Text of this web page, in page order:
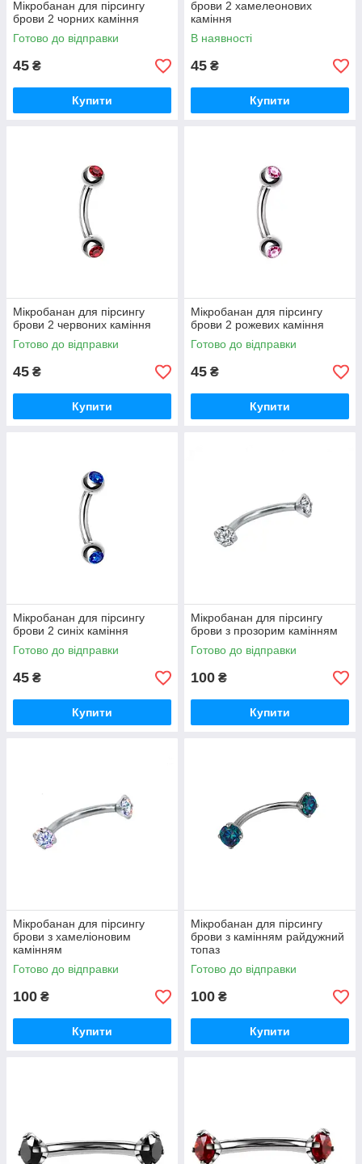
Мікробанан для пірсингу
брови 2 чорних каміння
Готово до відправки
45 ₴
Купити
брови 2 хамелеонових
каміння
В наявності
45 ₴
Купити
Мікробанан для пірсингу
брови 2 червоних каміння
Готово до відправки
45 ₴
Купити
Мікробанан для пірсингу
брови 2 рожевих каміння
Готово до відправки
45 ₴
Купити
Мікробанан для пірсингу
брови 2 синіх каміння
Готово до відправки
45 ₴
Купити
Мікробанан для пірсингу
брови з прозорим камінням
Готово до відправки
100 ₴
Купити
Мікробанан для пірсингу
брови з хамеліоновим
камінням
Готово до відправки
100 ₴
Купити
Мікробанан для пірсингу
брови з камінням райдужний
топаз
Готово до відправки
100 ₴
Купити